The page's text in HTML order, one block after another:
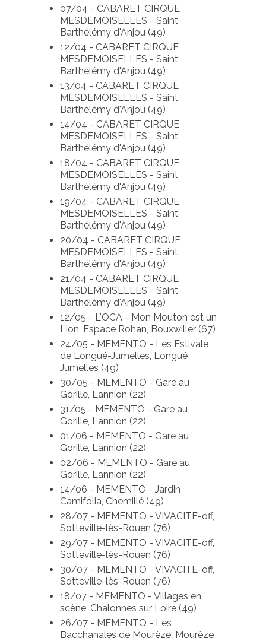
07/04 - CABARET CIRQUE
MESDEMOISELLES - Saint
Barthélémy d'Anjou (49)
12/04 - CABARET CIRQUE
MESDEMOISELLES - Saint
Barthélémy d'Anjou (49)
13/04 - CABARET CIRQUE
MESDEMOISELLES - Saint
Barthélémy d'Anjou (49)
14/04 - CABARET CIRQUE
MESDEMOISELLES - Saint
Barthélémy d'Anjou (49)
18/04 - CABARET CIRQUE
MESDEMOISELLES - Saint
Barthélémy d'Anjou (49)
19/04 - CABARET CIRQUE
MESDEMOISELLES - Saint
Barthélémy d'Anjou (49)
20/04 - CABARET CIRQUE
MESDEMOISELLES - Saint
Barthélémy d'Anjou (49)
21/04 - CABARET CIRQUE
MESDEMOISELLES - Saint
Barthélémy d'Anjou (49)
12/05 - L'OCA - Mon Mouton est un
Lion, Espace Rohan, Bouxwiller (67)
24/05 - MEMENTO - Les Estivale
de Longué-Jumelles, Longué
Jumelles (49)
30/05 - MEMENTO - Gare au
Gorille, Lannion (22)
31/05 - MEMENTO - Gare au
Gorille, Lannion (22)
01/06 - MEMENTO - Gare au
Gorille, Lannion (22)
02/06 - MEMENTO - Gare au
Gorille, Lannion (22)
14/06 - MEMENTO - Jardin
Camifolia, Chemillé (49)
28/07 - MEMENTO - VIVACITE-off,
Sotteville-lès-Rouen (76)
29/07 - MEMENTO - VIVACITE-off,
Sotteville-lès-Rouen (76)
30/07 - MEMENTO - VIVACITE-off,
Sotteville-lès-Rouen (76)
18/07 - MEMENTO - Villages en
scène, Chalonnes sur Loire (49)
26/07 - MEMENTO - Les
Bacchanales de Mourèze, Mourèze